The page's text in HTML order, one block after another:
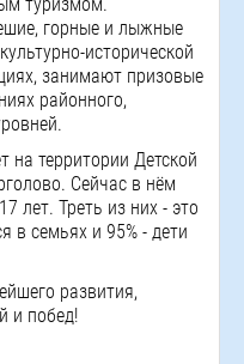
горные и лыжные
исторической
занимают призовые
районного,
на территории Детской
Сейчас в нём
лет. Треть из них - это
в семьях и 95% - дети
развития,
и побед!